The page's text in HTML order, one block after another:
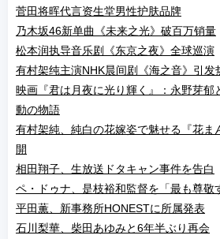
菅田将晖代言资生堂男性护肤品牌
乃木坂46新单曲《未来之光》破百万销量
松本润执导音乐剧《东京之夜》全球巡演
有村架纯主演NHK晨间剧《海之音》引发
映画『君は月夜に光り輝く』：永野芽郁
動の物語
有村架純、純白の花嫁姿で魅せる『花ま
開
相田翔子、生放送ドタキャン事件を告白
ペ・ドゥナ、是枝裕和監督を「最も尊敬
平田薫、新事務所HONESTに所属発表
石川梨華、柴田あゆみと6年半ぶり再会